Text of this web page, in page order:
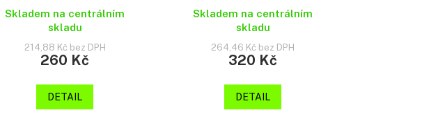
Skladem na centrálním
skladu
214,88 Kč bez DPH
260 Kč
DETAIL
Skladem na centrálním
skladu
264,46 Kč bez DPH
320 Kč
DETAIL